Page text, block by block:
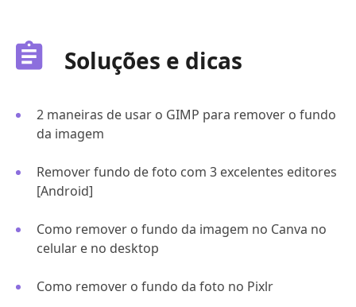
Soluções e dicas
2 maneiras de usar o GIMP para remover o fundo
da imagem
Remover fundo de foto com 3 excelentes editores
[Android]
Como remover o fundo da imagem no Canva no
celular e no desktop
Como remover o fundo da foto no Pixlr